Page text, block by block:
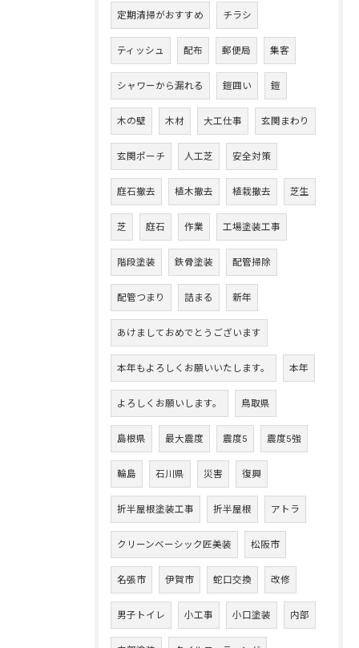
定期清掃がおすすめ チラシ
ティッシュ 配布 郵便局 集客
シャワーから漏れる 鎧囲い 鎧
木の壁 木材 大工仕事 玄関まわり
玄関ポーチ 人工芝 安全対策
庭石撤去 植木撤去 植栽撤去 芝生
芝 庭石 作業 工場塗装工事
階段塗装 鉄骨塗装 配管掃除
配管つまり 詰まる 新年
あけましておめでとうございます
本年もよろしくお願いいたします。 本年
よろしくお願いします。 鳥取県
島根県 最大震度 震度5 震度5強
輪島 石川県 災害 復興
折半屋根塗装工事 折半屋根 アトラ
クリーンベーシック匠美装 松阪市
名張市 伊賀市 蛇口交換 改修
男子トイレ 小工事 小口塗装 内部